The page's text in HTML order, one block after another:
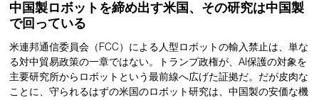
中国製ロボットを締め出す米国、その研究は中国製
で回っている
米連邦通信委員会（FCC）による人型ロボットの輸入禁止は、単な
る対中貿易政策の一章ではない。トランプ政権が、AI保護の対象を
主要研究所からロボットという最前線へ広げた証拠だ。だが皮肉な
ことに、守られるはずの米国のロボット研究は、中国製の安価な機